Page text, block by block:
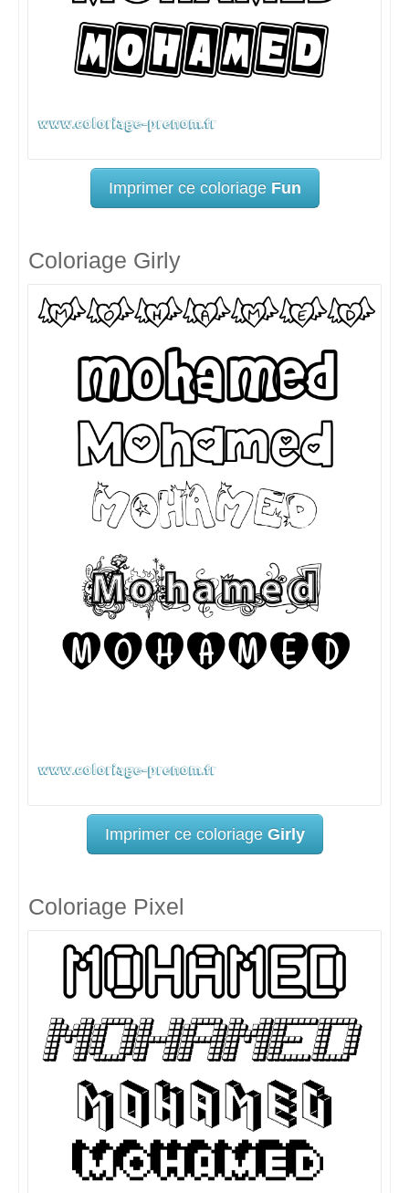
Imprimer ce coloriage Fun
Coloriage Girly
Imprimer ce coloriage Girly
Coloriage Pixel